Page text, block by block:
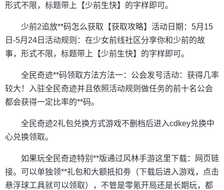
形式不限，标题带上【少前生快】的字样即可。
少前2追放**码怎么获取【获取攻略】活动日期：5月15
日-5月24日活动规则：在少女前线社区分享你和少前的故
事，形式不限，标题带上【少前生快】的字样即可。
全民奇迹**码领取方法方法一：公会发号活动：获得几率
较大！入驻全民奇迹并且依照活动规则做任务的前十名公会
都会获得一定比率的**码。
全民奇迹2礼包兑换方式游戏不删档后进入cdkey兑换中
心兑换领取。
如果玩全民奇迹特别**版通过风林手游这里下载：网页链
接。可以单独领**礼包和大额抵扣劵（下载后进入游戏，点击
悬浮球工具就可以领取），不管是零氪开局还是长期玩，都